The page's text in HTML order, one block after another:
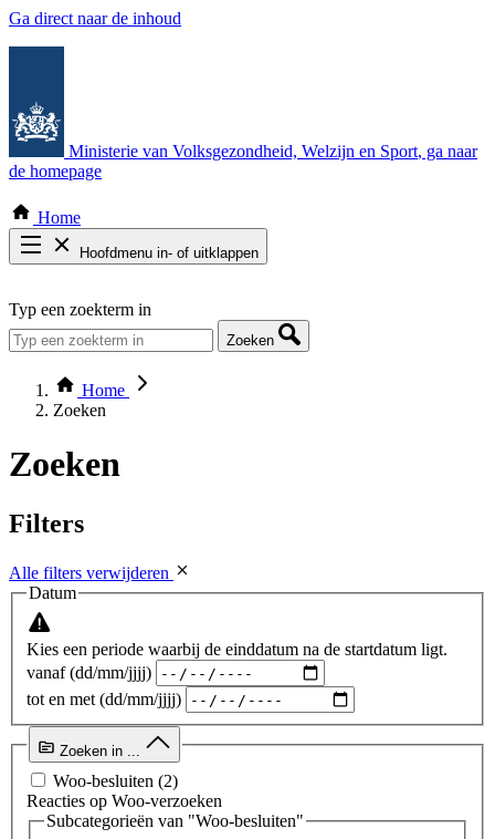
Ga direct naar de inhoud
Ministerie van Volksgezondheid, Welzijn en Sport, ga naar
de homepage
Home
Hoofdmenu in- of uitklappen
Thema COVID-19
Bekijk per bestuursorgaan
Typ een zoekterm in
Zoeken
Home
Zoeken
Zoeken
Filters
Alle filters verwijderen
Datum
Kies een periode waarbij de einddatum na de startdatum ligt.
vanaf (dd/mm/jjjj)
tot en met (dd/mm/jjjj)
Zoeken in ...
Woo-besluiten (2)
Reacties op Woo-verzoeken
Subcategorieën van "Woo-besluiten"